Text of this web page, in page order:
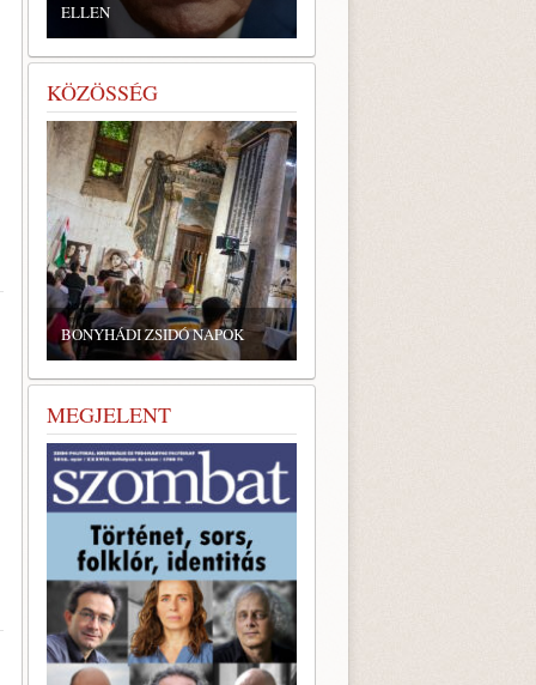
ELLEN
KÖZÖSSÉG
ZSIDÓ NAPOK
ZSIDÓ GASZTRONÓMIAI
TALÁLKOZÓ A BONYHÁDI
ZSINAGÓGÁBAN
MEGJELENT